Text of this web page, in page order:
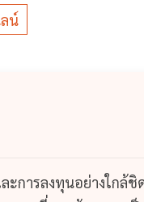
น์
ะการลงทุนอย่างใกล้ชิ